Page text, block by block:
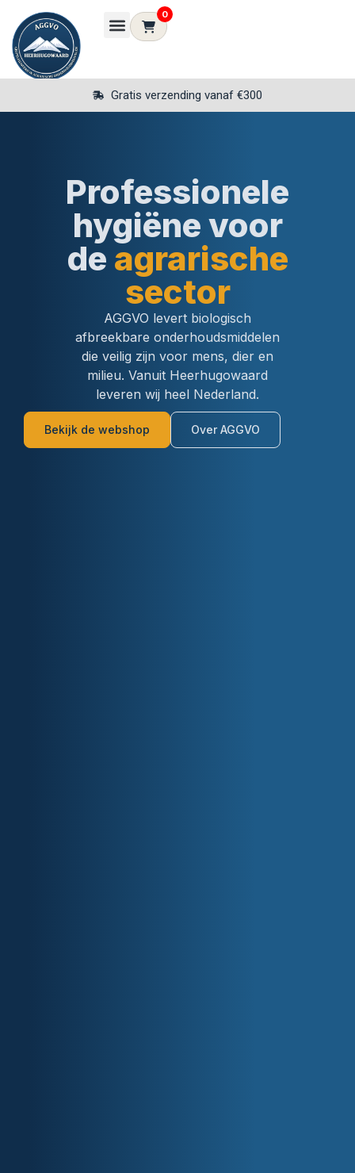
0
100% biologisch afbreekbaar
Professionele
hygiëne voor
de agrarische
sector
AGGVO levert biologisch
afbreekbare onderhoudsmiddelen
die veilig zijn voor mens, dier en
milieu. Vanuit Heerhugowaard
leveren wij heel Nederland.
Bekijk de webshop Over AGGVO